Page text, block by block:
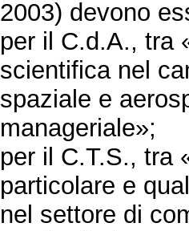
2003) devono
per il C.d.A., tra
scientifica nel
spaziale e
manageriale»;
per il C.T.S., tra
particolare e
nel settore di